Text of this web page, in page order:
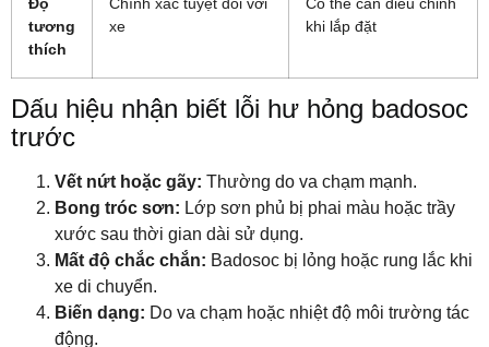
tương
thích
xe
khi lắp đặt
Dấu hiệu nhận biết lỗi hư hỏng badosoc
trước
Vết nứt hoặc gãy: Thường do va chạm mạnh.
Bong tróc sơn: Lớp sơn phủ bị phai màu hoặc trầy
xước sau thời gian dài sử dụng.
Mất độ chắc chắn: Badosoc bị lỏng hoặc rung lắc khi
xe di chuyển.
Biến dạng: Do va chạm hoặc nhiệt độ môi trường tác
động.